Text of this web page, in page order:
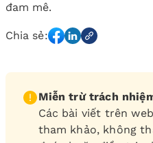
đam mê.
Chia sẻ:
Miễn trừ trách
Các bài viết trên
tham khảo, không